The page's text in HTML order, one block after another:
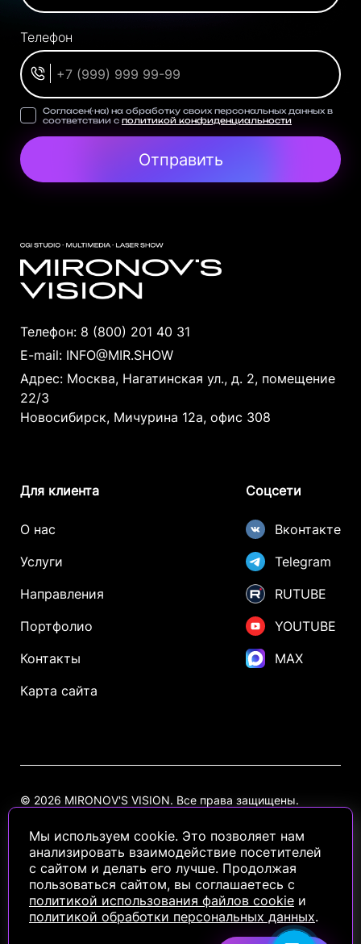
Телефон
Согласен(-на) на обработку своих персональных данных в
соответствии с политикой конфиденциальности
Отправить
Телефон: 8 (800) 201 40 31
E-mail: INFO@MIR.SHOW
Адрес: Москва, Нагатинская ул., д. 2, помещение
22/3
Новосибирск, Мичурина 12а, офис 308
Для клиента
О нас
Услуги
Направления
Портфолио
Контакты
Карта сайта
Соцсети
Вконтакте
Telegram
RUTUBE
YOUTUBE
MAX
© 2026 MIRONOV'S VISION. Все права защищены.
Политика использования Cookie
Информация на сайте носит ознакомительный характер и не
является публичной офертой, определяемой положениями статьи
437 Гражданского кодекса РФ
Мы используем cookie. Это позволяет нам
анализировать взаимодействие посетителей
с сайтом и делать его лучше. Продолжая
пользоваться сайтом, вы соглашаетесь с
политикой использования файлов cookie и
политикой обработки персональных данных.